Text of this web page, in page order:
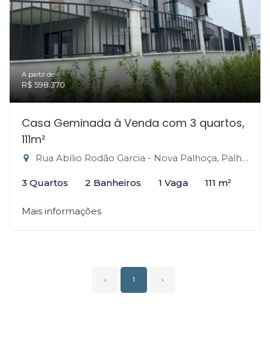
A partir de:
R$ 598.370
Casa Geminada à Venda com 3 quartos,
111m²
Rua Abílio Rodão Garcia - Nova Palhoça, Palhoça-SC
3 Quartos 2 Banheiros 1 Vaga 111 m²
Mais informações
‹ 1 ›